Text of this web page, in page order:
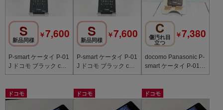
S
新品同様
￥7,600
P-smart ケータイ P-01
J ドコモ ブラック c20
217
S
新品同様
￥7,600
P-smart ケータイ P-01
J ドコモ ブラック c20
215
C
傷汚れ目
立つ
￥7,380
docomo Panasonic P-
smart ケータイ P-01J
ブラック 881
ドコモ ドコモ ドコモ